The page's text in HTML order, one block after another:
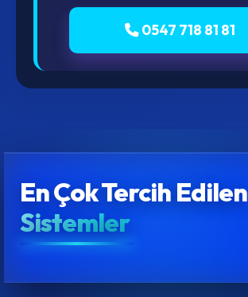
0547 718 81 81
En Çok Tercih Edilen
Sistemler